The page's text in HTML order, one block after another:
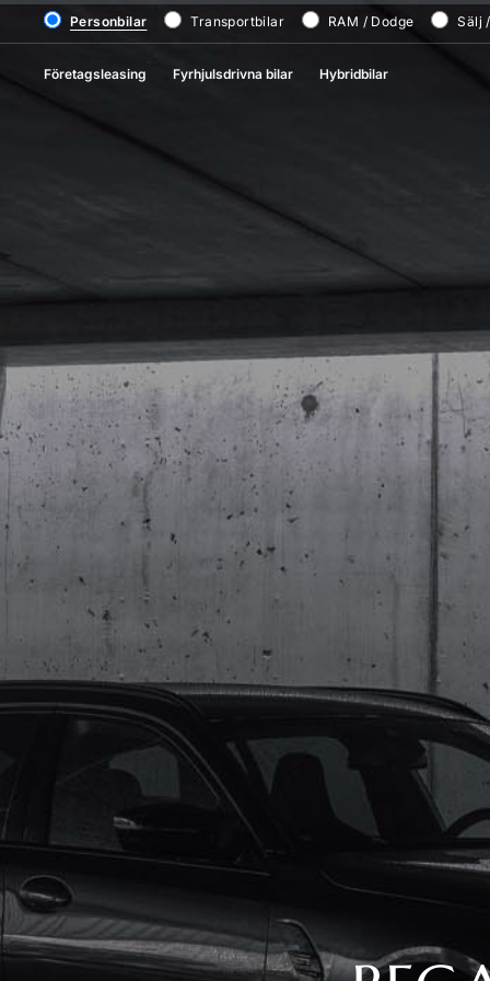
Personbilar Transportbilar RAM / Dodge Sälj
Företagsleasing Fyrhjulsdrivna bilar Hybridbilar